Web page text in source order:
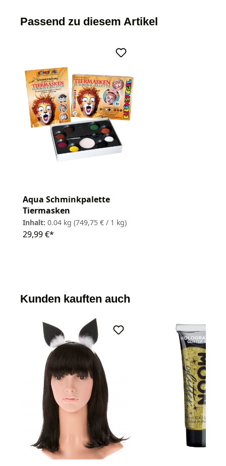
Passend zu diesem Artikel
Aqua Schminkpalette
Tiermasken
Inhalt: 0.04 kg (749,75 € / 1 kg)
29,99 €*
Kunden kauften auch